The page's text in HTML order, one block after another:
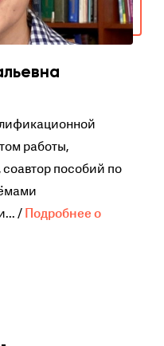
работы,
пособий по
/Подробнее о